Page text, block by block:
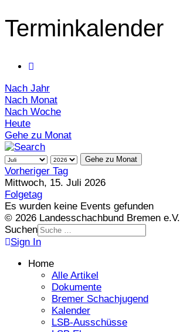
Terminkalender
Nach Jahr
Nach Monat
Nach Woche
Heute
Gehe zu Monat
Gehe zu Monat
Vorheriger Tag
Mittwoch, 15. Juli 2026
Folgetag
Es wurden keine Events gefunden
© 2026 Landesschachbund Bremen e.V.
Suchen
Sign In
Home
Alle Artikel
Dokumente
Bremer Schachjugend
Kalender
LSB-Ausschüsse